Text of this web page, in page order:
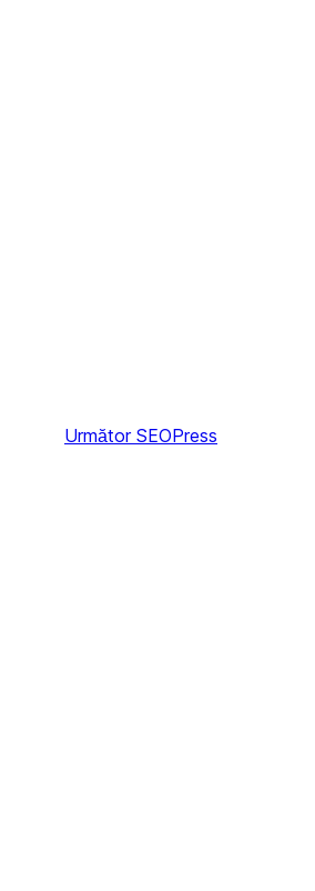
Următor SEOPress